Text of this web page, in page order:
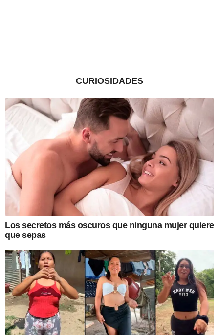
CURIOSIDADES
Los secretos más oscuros que ninguna mujer quiere
que sepas